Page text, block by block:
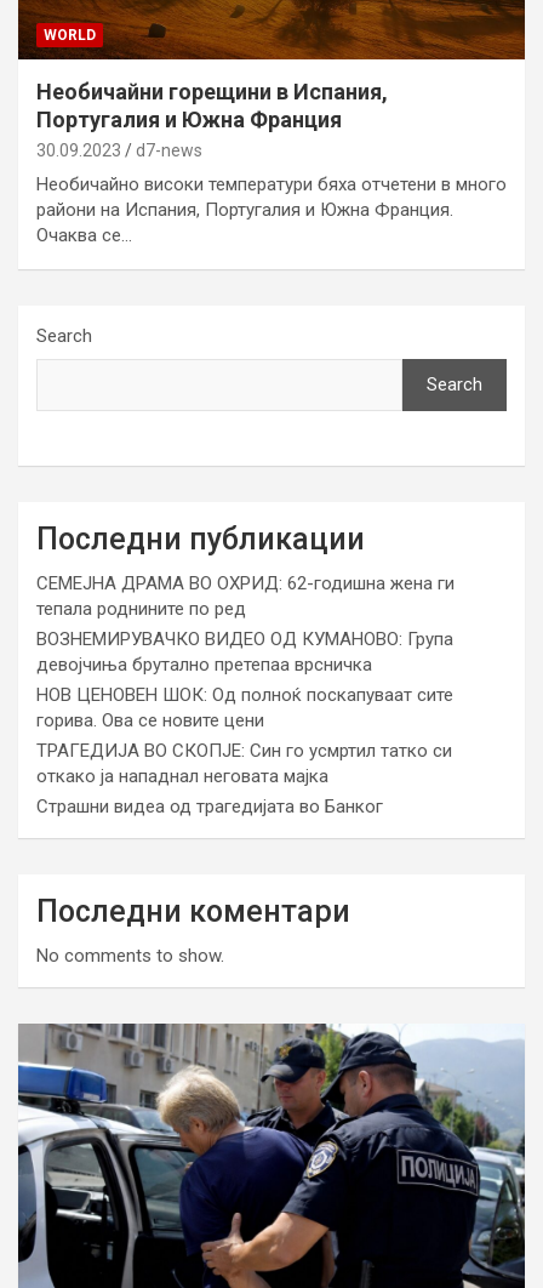
WORLD
Необичайни горещини в Испания,
Португалия и Южна Франция
30.09.2023 d7-news
Необичайно високи температури бяха отчетени в много
райони на Испания, Португалия и Южна Франция.
Очаква се…
Search
Search
Последни публикации
СЕМЕЈНА ДРАМА ВО ОХРИД: 62-годишна жена ги
тепала роднините по ред
ВОЗНЕМИРУВАЧКО ВИДЕО ОД КУМАНОВО: Група
девојчиња брутално претепаа врсничка
НОВ ЦЕНОВЕН ШОК: Од полноќ поскапуваат сите
горива. Ова се новите цени
ТРАГЕДИЈА ВО СКОПЈЕ: Син го усмртил татко си
откако ја нападнал неговата мајка
Страшни видеа од трагедијата во Банког
Последни коментари
No comments to show.